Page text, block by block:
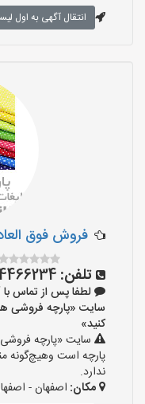
انتقال آگهی به اول
فروش فوق
تلفن:
لطفا پس از تماس
کنید»
سایت «پارچه
پارچه است وهیچ‌گونه
ندارد.
مکان: اصفهان -